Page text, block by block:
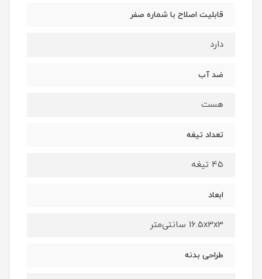
قابلیت اصلاح با شماره صفر
دارد
ضد آب
هست
تعداد تیغه
45 تیغه
ابعاد
16.5x3x3 سانتی‌متر
طراحی بدنه